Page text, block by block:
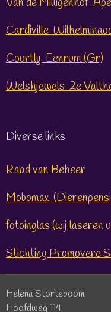
Cardiville
Courtly Eenrum (Gr)
Welshjewels 2e
Diverse links
Raad van Beheer
Mobomax
fotoinglas (wij laseren
Stichting Promovere
Helena Storteboom
Hoofdweg 114